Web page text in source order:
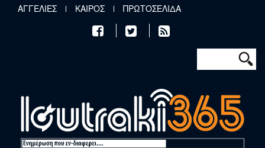
Παράκαμψη προς το κυρίως περιεχόμενο
ΑΓΓΕΛΙΕΣ ΚΑΙΡΟΣ ΠΡΩΤΟΣΕΛΙΔΑ
Φόρμα
Αναζήτηση